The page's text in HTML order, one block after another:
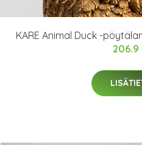
KARE Animal Duck -
206.9